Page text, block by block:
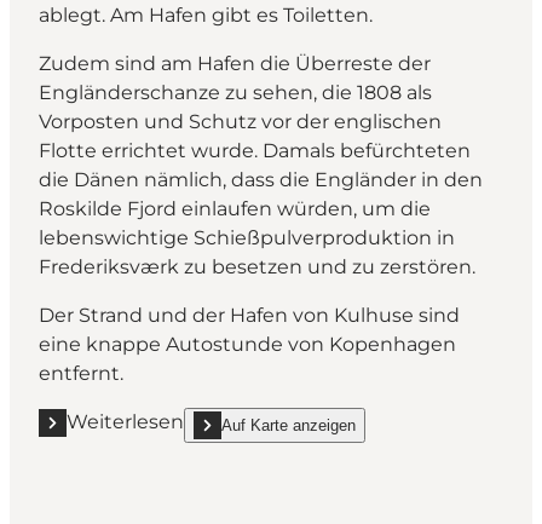
ablegt. Am Hafen gibt es Toiletten.
Zudem sind am Hafen die Überreste der
Engländerschanze zu sehen, die 1808 als
Vorposten und Schutz vor der englischen
Flotte errichtet wurde. Damals befürchteten
die Dänen nämlich, dass die Engländer in den
Roskilde Fjord einlaufen würden, um die
lebenswichtige Schießpulverproduktion in
Frederiksværk zu besetzen und zu zerstören.
Der Strand und der Hafen von Kulhuse sind
eine knappe Autostunde von Kopenhagen
entfernt.
Weiterlesen
Mehr erfahren "Ganzjährig das Strandleben bei
Auf Karte anzeigen
show Ganzjährig das Strandleben bei Kulhuse